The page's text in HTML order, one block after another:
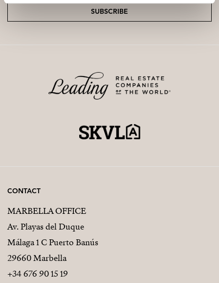
SUBSCRIBE
CONTACT
MARBELLA OFFICE
Av. Playas del Duque
Málaga 1 C Puerto Banús
29660 Marbella
+34 676 90 15 19